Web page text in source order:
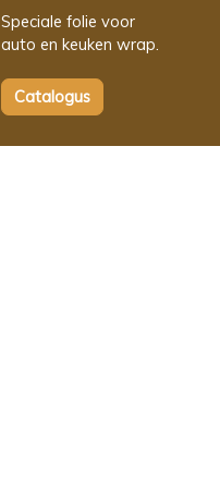
Speciale folie voor
auto en keuken wrap.